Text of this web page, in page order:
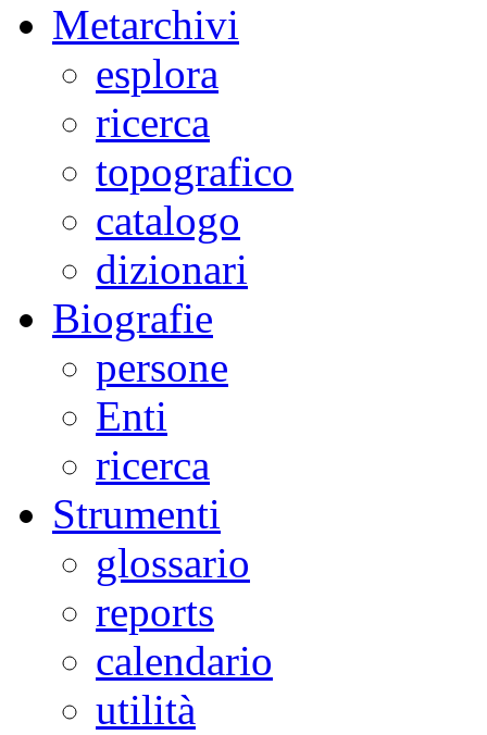
Metarchivi
esplora
ricerca
topografico
catalogo
dizionari
Biografie
persone
Enti
ricerca
Strumenti
glossario
reports
calendario
utilità